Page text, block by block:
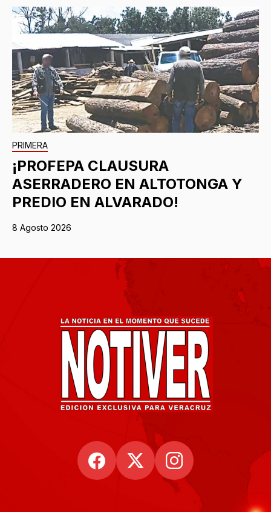
PRIMERA
¡PROFEPA CLAUSURA
ASERRADERO EN ALTOTONGA Y
PREDIO EN ALVARADO!
8 Agosto 2026